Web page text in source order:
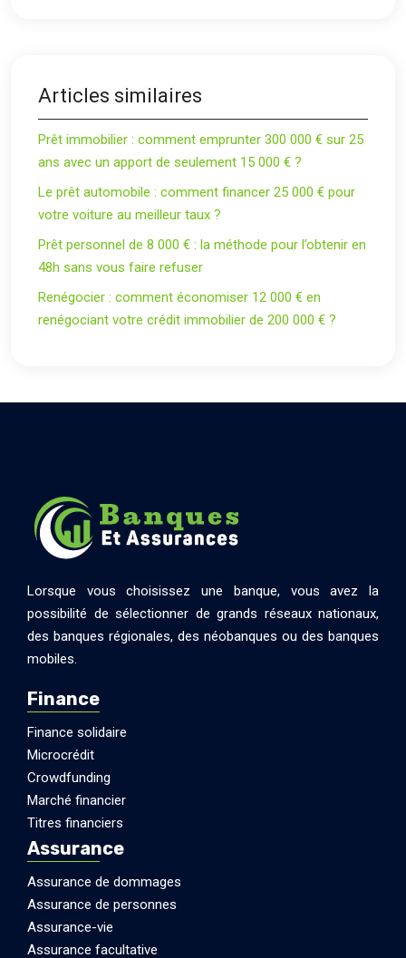
Articles similaires
Prêt immobilier : comment emprunter 300 000 € sur 25
ans avec un apport de seulement 15 000 € ?
Le prêt automobile : comment financer 25 000 € pour
votre voiture au meilleur taux ?
Prêt personnel de 8 000 € : la méthode pour l’obtenir en
48h sans vous faire refuser
Renégocier : comment économiser 12 000 € en
renégociant votre crédit immobilier de 200 000 € ?
Lorsque vous choisissez une banque, vous avez la
possibilité de sélectionner de grands réseaux nationaux,
des banques régionales, des néobanques ou des banques
mobiles.
Finance
Finance solidaire
Microcrédit
Crowdfunding
Marché financier
Titres financiers
Assurance
Assurance de dommages
Assurance de personnes
Assurance-vie
Assurance facultative